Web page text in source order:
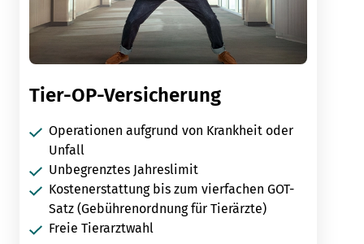
Tier-OP-Versicherung
Operationen aufgrund von Krankheit oder
Unfall
Unbegrenztes Jahreslimit
Kostenerstattung bis zum vierfachen GOT-
Satz (Gebührenordnung für Tierärzte)
Freie Tierarztwahl